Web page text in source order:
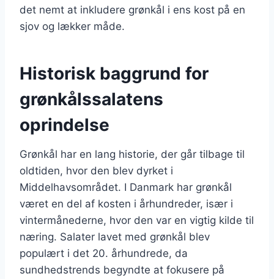
det nemt at inkludere grønkål i ens kost på en
sjov og lækker måde.
Historisk baggrund for
grønkålssalatens
oprindelse
Grønkål har en lang historie, der går tilbage til
oldtiden, hvor den blev dyrket i
Middelhavsområdet. I Danmark har grønkål
været en del af kosten i århundreder, især i
vintermånederne, hvor den var en vigtig kilde til
næring. Salater lavet med grønkål blev
populært i det 20. århundrede, da
sundhedstrends begyndte at fokusere på